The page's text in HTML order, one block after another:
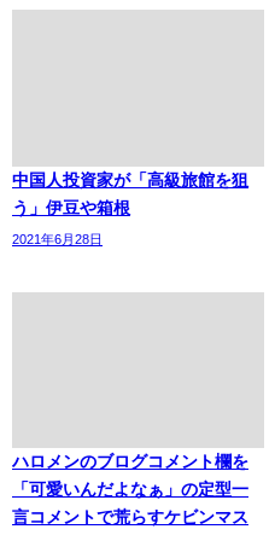
中国人投資家が「高級旅館を狙
う」伊豆や箱根
2021年6月28日
ハロメンのブログコメント欄を
「可愛いんだよなぁ」の定型一
言コメントで荒らすケビンマス